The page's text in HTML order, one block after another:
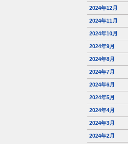
2024年12月
2024年11月
2024年10月
2024年9月
2024年8月
2024年7月
2024年6月
2024年5月
2024年4月
2024年3月
2024年2月